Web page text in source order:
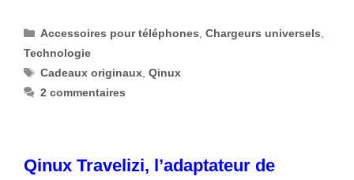
Catégories
Accessoires pour téléphones ,Chargeurs universels
Technologie
Étiquettes
Cadeaux originaux ,Qinux
2 commentaires
Qinux Travelizi, l’adaptateur de